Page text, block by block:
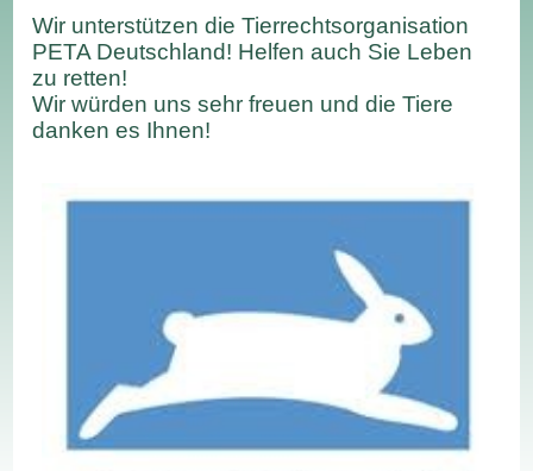
Wir unterstützen die Tierrechtsorganisation
PETA Deutschland! Helfen auch Sie Leben
zu retten!
Wir würden uns sehr freuen und die Tiere
danken es Ihnen!